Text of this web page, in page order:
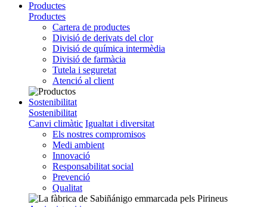
Productes
Productes
Cartera de productes
Divisió de derivats del clor
Divisió de química intermèdia
Divisió de farmàcia
Tutela i seguretat
Atenció al client
Sostenibilitat
Sostenibilitat
Canvi climàtic Igualtat i diversitat
Els nostres compromisos
Medi ambient
Innovació
Responsabilitat social
Prevenció
Qualitat